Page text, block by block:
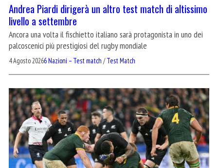
Andrea Piardi dirigerà un altro test match di altissimo
livello a settembre
Ancora una volta il fischietto italiano sarà protagonista in uno dei
palcoscenici più prestigiosi del rugby mondiale
4 Agosto 20266 Nazioni – Test match /Test Match